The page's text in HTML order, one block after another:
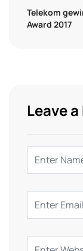
Telekom
Award 2017
Leave